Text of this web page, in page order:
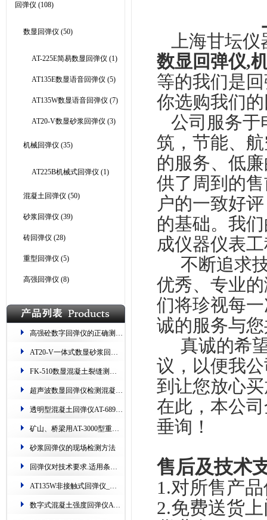
回弹仪 (108)
数显回弹仪 (50)
AT-225E简易数显回弹仪 (1)
AT135E数显语音回弹仪 (5)
AT135W数显语音回弹仪 (7)
AT20-V数显砂浆回弹仪 (3)
机械回弹仪 (35)
AT225B机械式回弹仪 (1)
混凝土回弹仪 (50)
砂浆回弹仪 (39)
砖回弹仪 (28)
重型回弹仪 (5)
高强回弹仪 (8)
高强砼数字回弹仪的正确测量步骤
​AT20-V一体式数显砂浆回弹仪 测烧砖​​ 读数双显
FK-510数显混凝土裂缝测试仪(专测​桥梁、隧道、路面​)
超声波数显回弹仪​​检测混凝土​技术规程​
透明型混凝土回弹仪AT-689.测强范围:10-60Mpa
矿山、桥梁用​AT-3000型重型回弹仪.精度高、耐磨损​
砂浆回弹仪的现场检测方法
回弹仪对技术要求.适用条件​​.保养方法​
AT135W非接触式回弹仪​_红外无线连接.支持货场打印
数字式混凝土强度回弹仪AT135E​_可自动采集、数据存储​
上海甘
上海甘坛
数显回弹仪,
等的我们是
你选购我们
公司服务于
筑，节能、
的服务、低
供了周到的
户的一致好
的基础。我
成仪器仪表
不断追求
优秀、专业
们将珍视每
诚的服务与
真诚的希
议，以便我
到让您放心
在此，本公
垂询！
售后及技术
1.对所售产
2.免费送货